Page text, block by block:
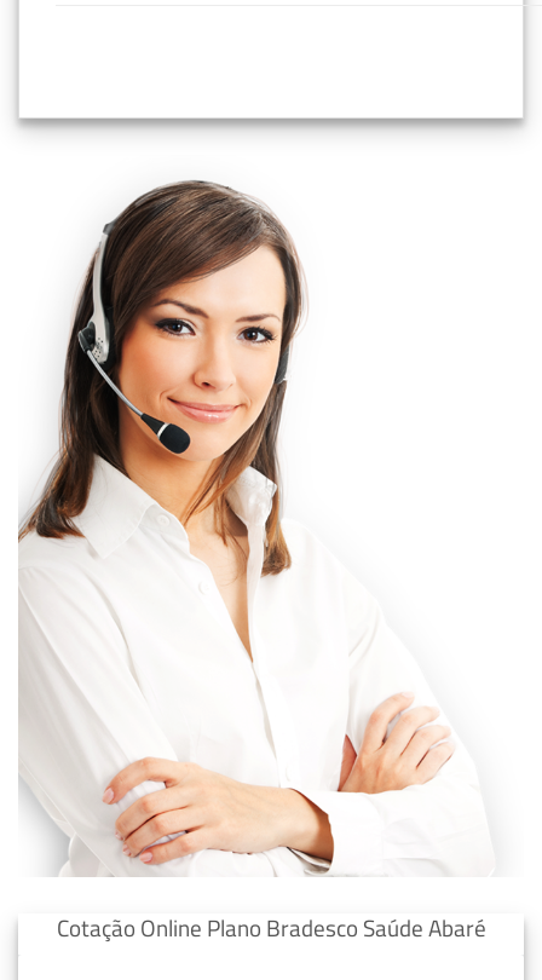
Cotação Online Plano Bradesco Saúde Abaré